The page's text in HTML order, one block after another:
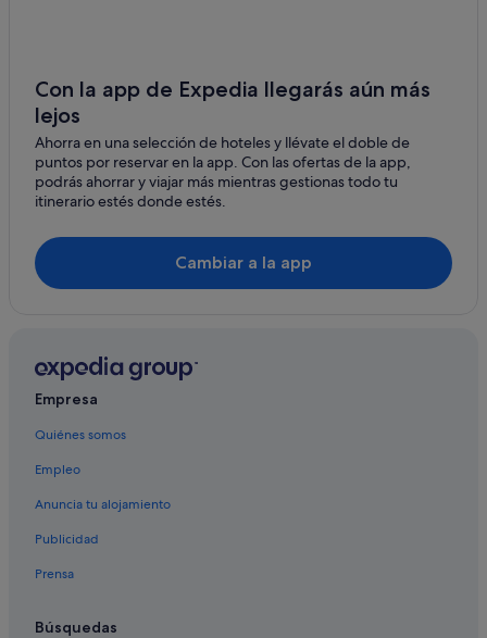
Hoteles con restaurante en Puerto de Mogán
Hoteles en la playa en Puerto de Mogán
Cabañas en Taurito
Puerto de Mogán hoteles
Altamar Hotels en Puerto de Mogán
Grupo MUR hoteles en Taurito
Pensiones en Puerto de Mogán
Hoteles de 3 estrellas en Puerto de Mogán
Casas barco en Puerto de Mogán
Hoteles con casino en Taurito
Paradise Hotels en Taurito
Cordial Hoteles en Taurito
Hoteles cerca de Playa de Mogán
Con la app de Expedia llegarás aún más
lejos
Ahorra en una selección de hoteles y llévate el doble de
puntos por reservar en la app. Con las ofertas de la app,
podrás ahorrar y viajar más mientras gestionas todo tu
itinerario estés donde estés.
Cambiar a la app
Empresa
Quiénes somos
Empleo
Anuncia tu alojamiento
Publicidad
Prensa
Búsquedas